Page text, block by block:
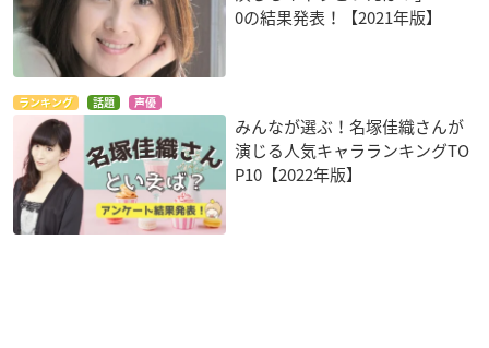
0の結果発表！【2021年版】
ランキング 話題 声優
みんなが選ぶ！名塚佳織さんが
演じる人気キャラランキングTO
P10【2022年版】